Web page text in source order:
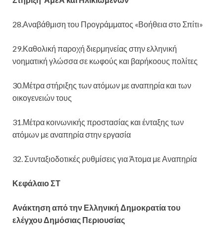
28.Αναβάθμιση του Προγράμματος «Βοήθεια στο Σπίτι»
29.Καθολική παροχή διερμηνείας στην ελληνική
νοηματική γλώσσα σε κωφούς και βαρήκοους πολίτες
30.Μέτρα στήριξης των ατόμων με αναπηρία και των
οικογενειών τους
31.Μέτρα κοινωνικής προστασίας και ένταξης των
ατόμων με αναπηρία στην εργασία
32. Συνταξιοδοτικές ρυθμίσεις για Άτομα με Αναπηρία
Κεφάλαιο ΣΤ
Ανάκτηση από την Ελληνική Δημοκρατία του
ελέγχου Δημόσιας Περιουσίας